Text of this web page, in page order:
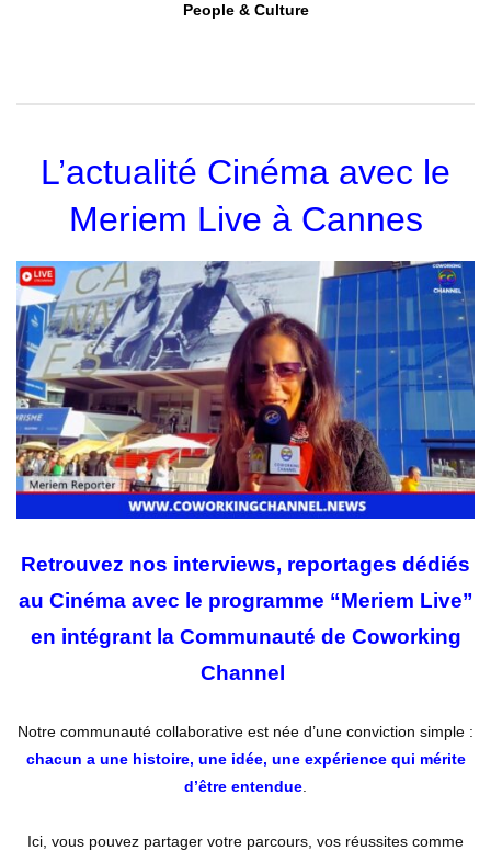
People & Culture
L’actualité Cinéma avec le
Meriem Live à Cannes
Retrouvez nos interviews, reportages dédiés
au Cinéma avec le programme “Meriem Live”
en intégrant la Communauté de Coworking
Channel
Notre communauté collaborative est née d’une conviction simple :
chacun a une histoire, une idée, une expérience qui mérite
d’être entendue
Ici, vous pouvez partager votre parcours, vos réussites comme